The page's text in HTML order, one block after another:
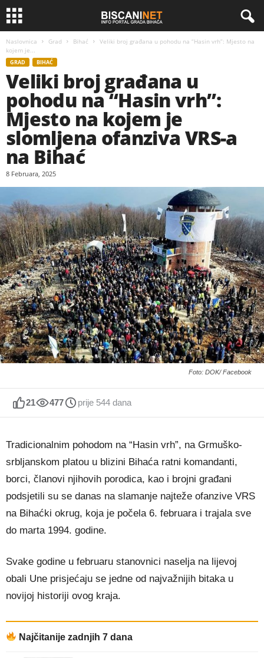
Naslovnica Grad Bihać
Veliki broj građana u pohodu na “Hasin vrh”: Mjesto na
kojem je...
GRAD BIHAĆ
Veliki broj građana u
pohodu na “Hasin vrh”:
Mjesto na kojem je
slomljena ofanziva VRS-a
na Bihać
8 Februara, 2025
Foto: DOK/ Facebook
21 477 prije 544 dana
Tradicionalnim pohodom na “Hasin vrh”, na Grmuško-
srbljanskom platou u blizini Bihaća ratni komandanti,
borci, članovi njihovih porodica, kao i brojni građani
podsjetili su se danas na slamanje najteže ofanzive VRS
na Bihaćki okrug, koja je počela 6. februara i trajala sve
do marta 1994. godine.
Svake godine u februaru stanovnici naselja na lijevoj
obali Une prisjećaju se jedne od najvažnijih bitaka u
novijoj historiji ovog kraja.
Najčitanije zadnjih 7 dana